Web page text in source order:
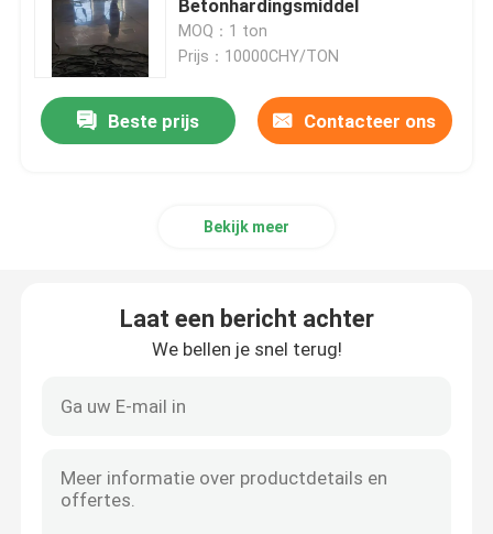
Betonhardingsmiddel
MOQ：1 ton
Prijs：10000CHY/TON
Beste prijs Contacteer ons
Bekijk meer
Laat een bericht achter
We bellen je snel terug!